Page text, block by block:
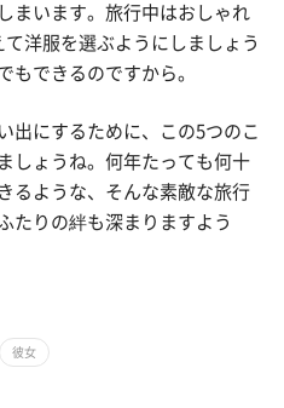
まいます。旅行中はおしゃれ
洋服を選ぶようにしましょう
もできるのですから。
出にするために、この5つのこ
しょうね。何年たっても何十
るような、そんな素敵な旅行
たりの絆も深まりますよう
彼女